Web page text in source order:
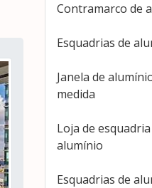
Contramarco de
Esquadrias de
Janela de
medida
Loja de
alumínio
Esquadrias de